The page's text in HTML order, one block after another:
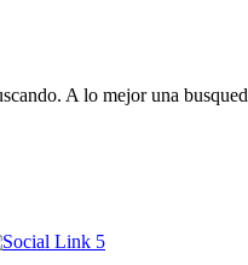
A lo mejor una